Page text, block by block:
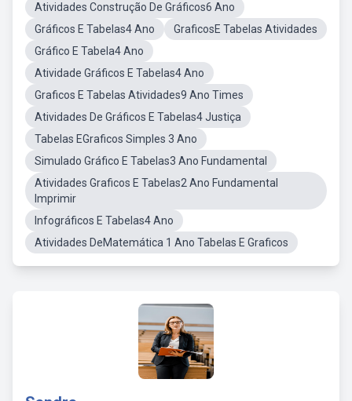
Atividades Construção De Gráficos6 Ano
Gráficos E Tabelas4 Ano
GraficosE Tabelas Atividades
Gráfico E Tabela4 Ano
Atividade Gráficos E Tabelas4 Ano
Graficos E Tabelas Atividades9 Ano Times
Atividades De Gráficos E Tabelas4 Justiça
Tabelas EGraficos Simples 3 Ano
Simulado Gráfico E Tabelas3 Ano Fundamental
Atividades Graficos E Tabelas2 Ano Fundamental
Imprimir
Infográficos E Tabelas4 Ano
Atividades DeMatemática 1 Ano Tabelas E Graficos